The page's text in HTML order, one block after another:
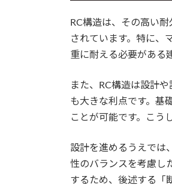
RC構造は、その高い
されています。特に、
重に耐える必要がある
また、RC構造は設計
も大きな利点です。基
ことが可能です。こう
設計を進めるうえでは
性のバランスを考慮し
するため、後述する「